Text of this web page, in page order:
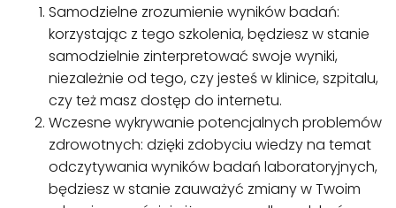
Samodzielne zrozumienie wyników badań:
korzystając z tego szkolenia, będziesz w stanie
samodzielnie zinterpretować swoje wyniki,
niezależnie od tego, czy jesteś w klinice, szpitalu,
czy też masz dostęp do internetu.
Wczesne wykrywanie potencjalnych problemów
zdrowotnych: dzięki zdobyciu wiedzy na temat
odczytywania wyników badań laboratoryjnych,
będziesz w stanie zauważyć zmiany w Twoim